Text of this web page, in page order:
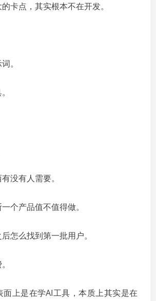
卡点，其实根本不在开发。
。
没有人需要。
个产品值不值得做。
怎么找到第一批用户。
面上是在学AI工具，本质上其实是在